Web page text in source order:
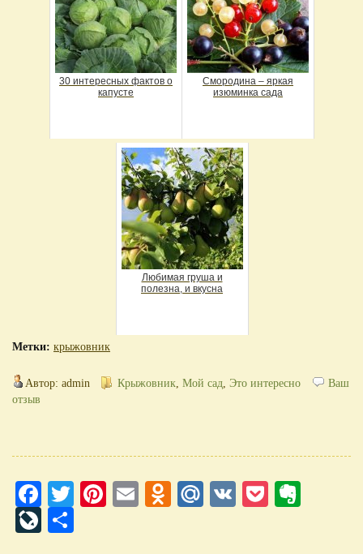
30 интересных фактов о
капусте
Смородина – яркая
изюминка сада
Любимая груша и
полезна, и вкусна
Метки: крыжовник
Автор: admin Крыжовник, Мой сад, Это интересно
Ваш
отзыв
Facebook
TwitterPinterest
EmailOdnoklassniki
Mail.Ru
VK Pocket
LiveJournal